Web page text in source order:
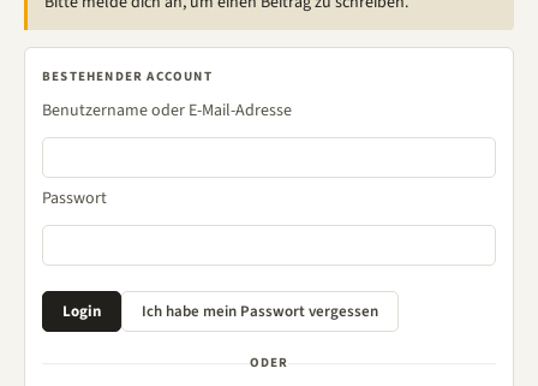
BESTEHENDER ACCOUNT
Benutzername oder E-Mail-Adresse
Passwort
ODER